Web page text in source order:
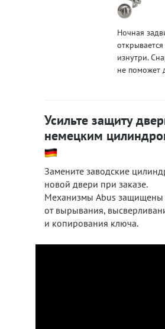
Ночная
изнутри.
не поможет
Усильте защиту
немецким
Замените заводские
новой двери при заказе.
Механизмы Abus защищены
от вырывания,
и копирования ключа.